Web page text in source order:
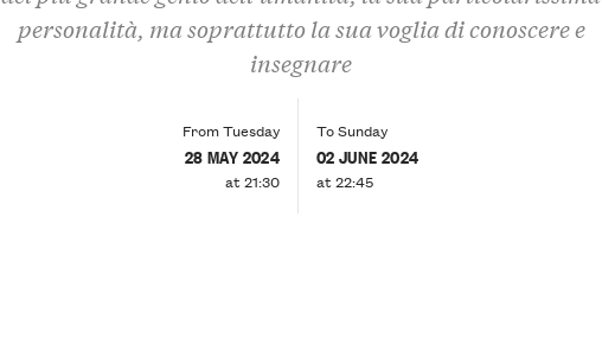
personalità, ma soprattutto la sua voglia di conoscere e
insegnare
From Tuesday
28 MAY 2024
at 21:30
To Sunday
02 JUNE 2024
at 22:45